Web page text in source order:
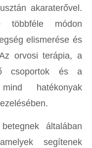
akaraterővel.
többféle módon
elismerése és
orvosi terápia, a
csoportok és a
hatékonyak
általában
segítenek